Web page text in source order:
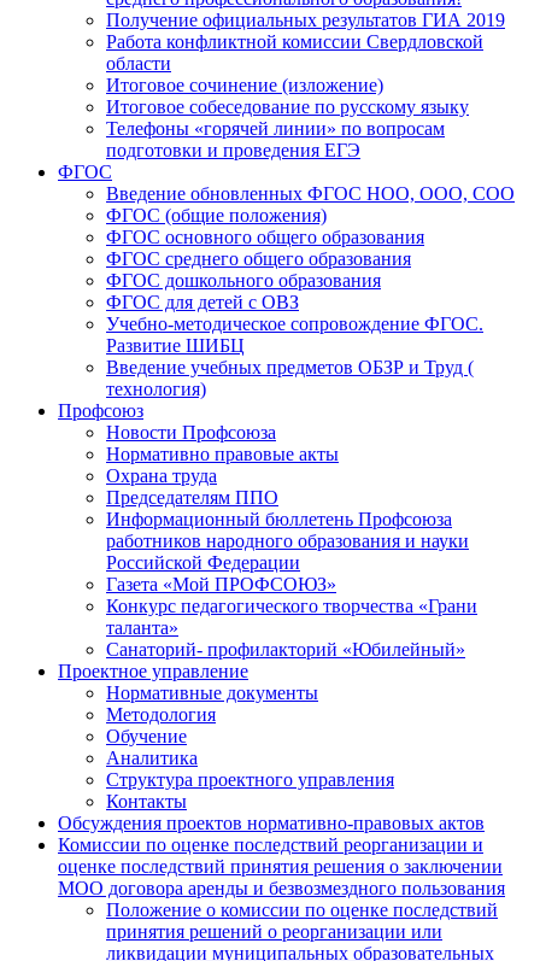
Получение официальных результатов ГИА 2019
Работа конфликтной комиссии Свердловской
области
Итоговое сочинение (изложение)
Итоговое собеседование по русскому языку
Телефоны «горячей линии» по вопросам
подготовки и проведения ЕГЭ
ФГОС
Введение обновленных ФГОС НОО, ООО, СОО
ФГОС (общие положения)
ФГОС основного общего образования
ФГОС среднего общего образования
ФГОС дошкольного образования
ФГОС для детей с ОВЗ
Учебно-методическое сопровождение ФГОС.
Развитие ШИБЦ
Введение учебных предметов ОБЗР и Труд (
технология)
Профсоюз
Новости Профсоюза
Нормативно правовые акты
Охрана труда
Председателям ППО
Информационный бюллетень Профсоюза
работников народного образования и науки
Российской Федерации
Газета «Мой ПРОФСОЮЗ»
Конкурс педагогического творчества «Грани
таланта»
Санаторий- профилакторий «Юбилейный»
Проектное управление
Нормативные документы
Методология
Обучение
Аналитика
Структура проектного управления
Контакты
Обсуждения проектов нормативно-правовых актов
Комиссии по оценке последствий реорганизации и
оценке последствий принятия решения о заключении
МОО договора аренды и безвозмездного пользования
Положение о комиссии по оценке последствий
принятия решений о реорганизации или
ликвидации муниципальных образовательных